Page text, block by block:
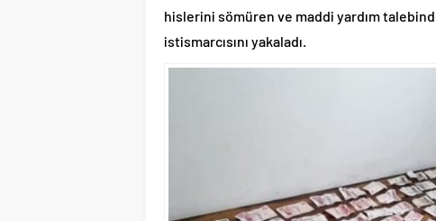
hislerini sömüren ve maddi yardım
istismarcısını yakaladı.